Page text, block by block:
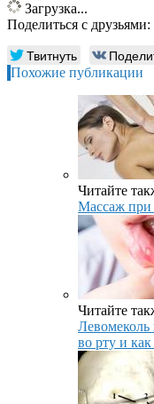
Загрузка...
Поделиться с друзьями:
Твитнуть
Похожие публикации
Читайте
Массаж при
Читайте
во рту и